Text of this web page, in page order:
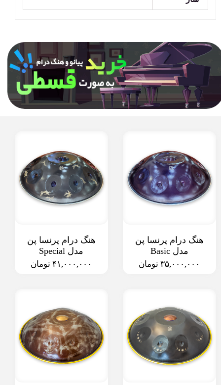
هنگ درام پرنسا پن
مدل Basic
۳۵,۰۰۰,۰۰۰ تومان
هنگ درام پرنسا پن
مدل Special
۴۱,۰۰۰,۰۰۰ تومان